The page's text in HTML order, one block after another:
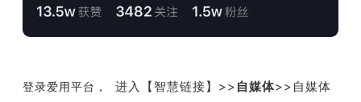
登录爱用平台， 进入【 智慧链接】>> 自媒体>>自媒体